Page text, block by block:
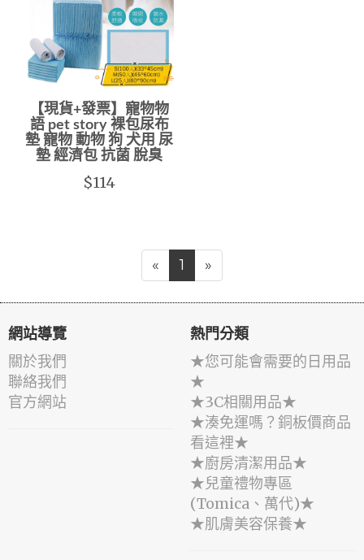
【現貨+發票】寵物物
語 pet story 裸包尿布
墊 寵物 動物 狗 犬用 尿
墊 經濟包 抗菌 脫臭
$114
« 1 »
網站導覽
關於我們
聯絡我們
官方網站
熱門分類
★您可能會需要的日用品
★
★3C相關用品★
★湊免運嗎？銅板價商品
看這裡★
★廚房清潔用品★
★兒童禮物專區
(Tomica、萬代)★
★肌膚美容保養★